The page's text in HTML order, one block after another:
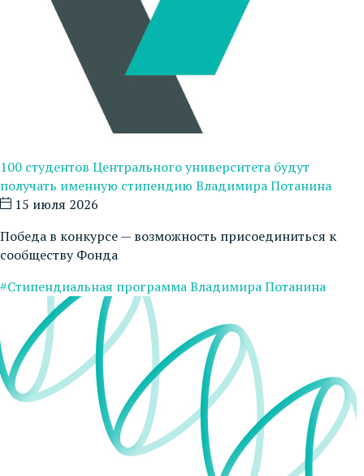
100 студентов Центрального университета будут
получать именную стипендию Владимира Потанина
15 июля 2026
Победа в конкурсе — возможность присоединиться к
сообществу Фонда
#Стипендиальная программа Владимира Потанина